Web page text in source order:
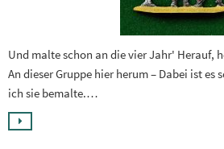
Und malte schon an die vier Jahr' Herauf,
An dieser Gruppe hier herum – Dabei ist es
ich sie bemalte.…